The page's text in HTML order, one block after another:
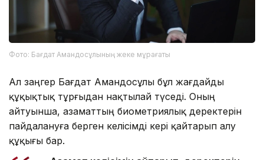
Фото: Бағдат Амандосұлының жеке мұрағаты
Ал заңгер Бағдат Амандосұлы бұл жағдайды
құқықтық тұрғыдан нақтылай түседі. Оның
айтуынша, азаматтың биометриялық деректерін
пайдалануға берген келісімді кері қайтарып алу
құқығы бар.